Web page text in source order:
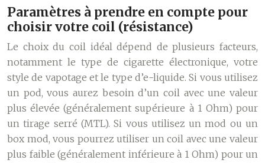
Paramètres à prendre en compte pour
choisir votre coil (résistance)
Le choix du coil idéal dépend de plusieurs facteurs,
notamment le type de cigarette électronique, votre
style de vapotage et le type d’e-liquide. Si vous utilisez
un pod, vous aurez besoin d’un coil avec une valeur
plus élevée (généralement supérieure à 1 Ohm) pour
un tirage serré (MTL). Si vous utilisez un mod ou un
box mod, vous pourrez utiliser un coil avec une valeur
plus faible (généralement inférieure à 1 Ohm) pour un